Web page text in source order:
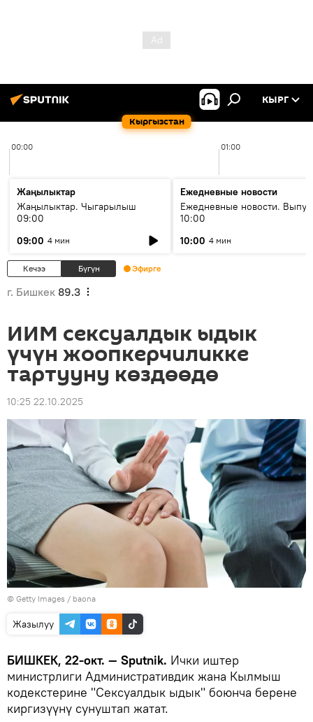
Кыргызстан
КЫРГ
00:00 01:00
Жаңылыктар
Жаңылыктар. Чыгарылыш
09:00
09:00 4 мин
Ежедневные новости
Ежедневные новости.
10:00
10:00 4 мин
Кечээ Бүгүн Эфирге
г. Бишкек 89.3
ИИМ сексуалдык ыдык
үчүн жоопкерчиликке
тартууну көздөөдө
10:25 22.10.2025
© Getty Images / baona
Жазылуу
БИШКЕК, 22-окт. — Sputnik. Ички иштер
министрлиги Административдик жана Кылмыш
кодекстерине "Сексуалдык ыдык" боюнча берене
киргизүүнү сунуштап жатат.